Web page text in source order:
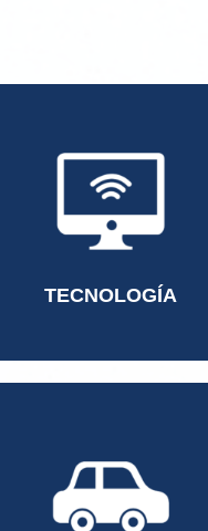
TECNOLOGÍA
Gerente de Proyectos
Full Stack Senior Developer
Data Engineer
Gerente de Finanzas
Gerente de Marketing